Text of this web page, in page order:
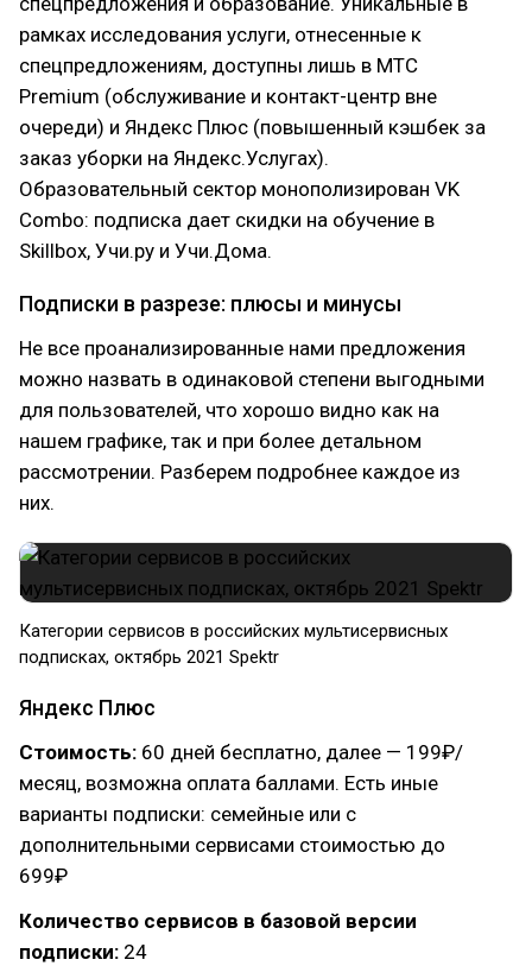
рамках исследования услуги, отнесенные к
спецпредложениям, доступны лишь в МТС
Premium (обслуживание и контакт-центр вне
очереди) и Яндекс Плюс (повышенный кэшбек за
заказ уборки на Яндекс.Услугах).
Образовательный сектор монополизирован VK
Combo: подписка дает скидки на обучение в
Skillbox, Учи.ру и Учи.Дома.
Подписки в разрезе: плюсы и минусы
Не все проанализированные нами предложения
можно назвать в одинаковой степени выгодными
для пользователей, что хорошо видно как на
нашем графике, так и при более детальном
рассмотрении. Разберем подробнее каждое из
них.
Категории сервисов в российских мультисервисных
подписках, октябрь 2021 Spektr
Яндекс Плюс
Стоимость: 60 дней бесплатно, далее — 199₽/
месяц, возможна оплата баллами. Есть иные
варианты подписки: семейные или с
дополнительными сервисами стоимостью до
699₽
Количество сервисов в базовой версии
подписки: 24